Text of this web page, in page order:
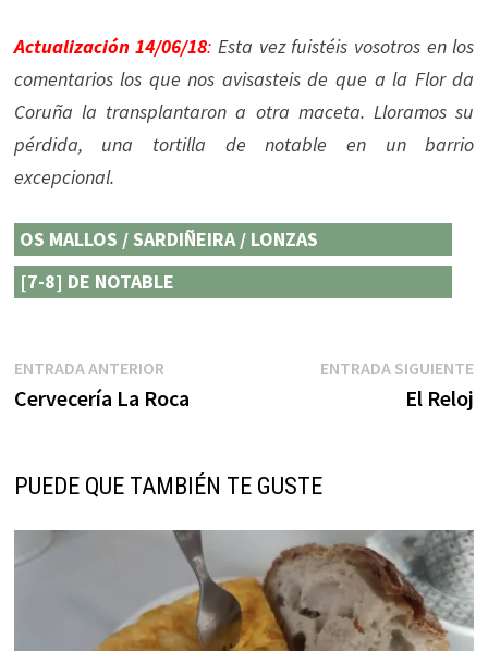
Actualización 14/06/18: Esta vez fuistéis vosotros en los
comentarios los que nos avisasteis de que a la Flor da
Coruña la transplantaron a otra maceta. Lloramos su
pérdida, una tortilla de notable en un barrio
excepcional.
OS MALLOS / SARDIÑEIRA / LONZAS
[7-8] DE NOTABLE
Navegación
de
ENTRADA ANTERIOREntrada
anterior:
Cervecería La Roca
ENTRADA SIGUIENTE
El Reloj
PUEDE QUE TAMBIÉN TE GUSTE